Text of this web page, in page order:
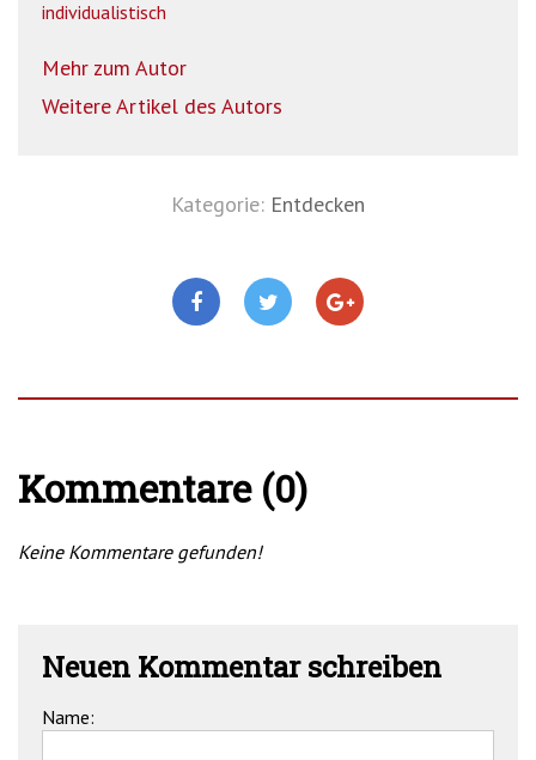
individualistisch
Mehr zum Autor
Weitere Artikel des Autors
Kategorie: Entdecken
Kommentare (0)
Keine Kommentare gefunden!
Neuen Kommentar schreiben
Name: